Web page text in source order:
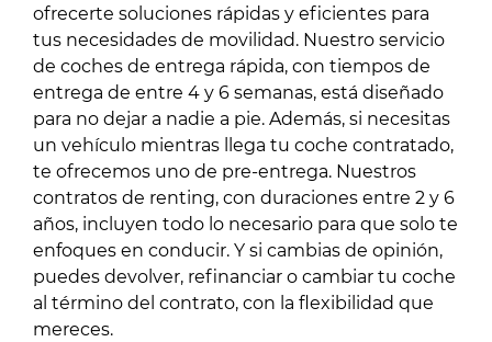
ofrecerte soluciones rápidas y eficientes para
tus necesidades de movilidad. Nuestro servicio
de coches de entrega rápida, con tiempos de
entrega de entre 4 y 6 semanas, está diseñado
para no dejar a nadie a pie. Además, si necesitas
un vehículo mientras llega tu coche contratado,
te ofrecemos uno de pre-entrega. Nuestros
contratos de renting, con duraciones entre 2 y 6
años, incluyen todo lo necesario para que solo te
enfoques en conducir. Y si cambias de opinión,
puedes devolver, refinanciar o cambiar tu coche
al término del contrato, con la flexibilidad que
mereces.